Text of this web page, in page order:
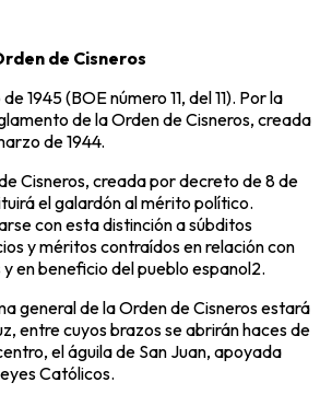
de Cisneros
1945 (BOE número 11, del 11). Por la
de la Orden de Cisneros, creada
de 1944.
Cisneros, creada por decreto de 8 de
el galardón al mérito político.
con esta distinción a súbditos
y méritos contraídos en relación con
en beneficio del pueblo espanol2.
general de la Orden de Cisneros estará
entre cuyos brazos se abrirán haces de
el águila de San Juan, apoyada
Católicos.